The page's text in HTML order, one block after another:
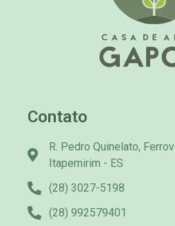
Contato
R. Pedro Quinelato,
Itapemirim - ES
(28) 3027-5198
(28) 992579401